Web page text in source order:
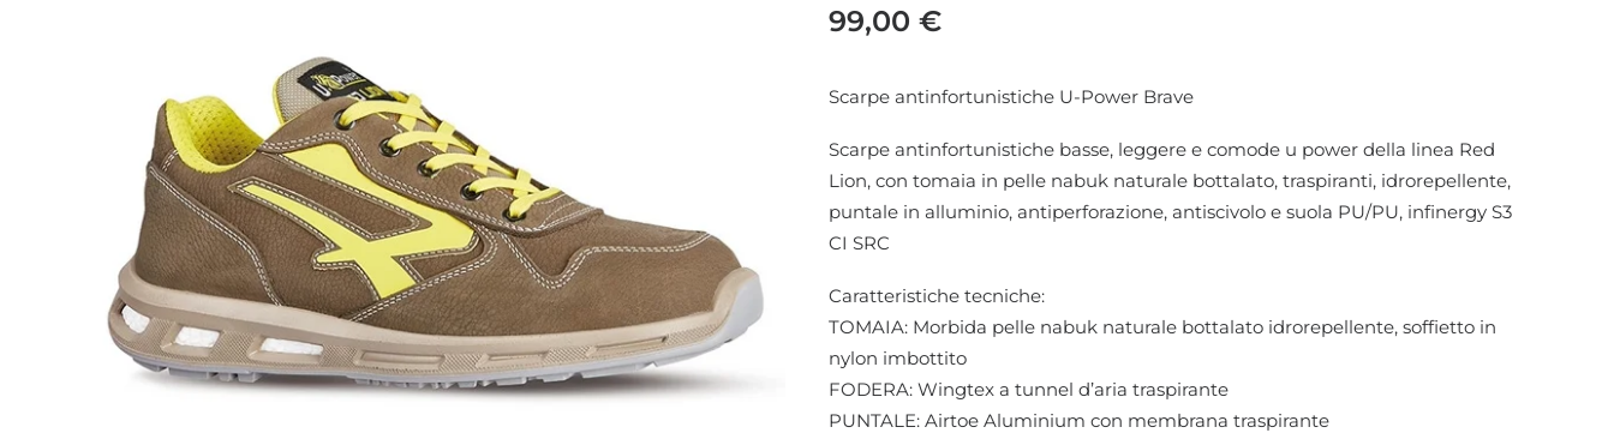
99,00 €
Scarpe antinfortunistiche U-Power Brave
Scarpe antinfortunistiche basse, leggere e comode u power della linea Red
Lion, con tomaia in pelle nabuk naturale bottalato, traspiranti, idrorepellente,
puntale in alluminio, antiperforazione, antiscivolo e suola PU/PU, infinergy S3
CI SRC
Caratteristiche tecniche:
TOMAIA: Morbida pelle nabuk naturale bottalato idrorepellente, soffietto in
nylon imbottito
FODERA: Wingtex a tunnel d’aria traspirante
PUNTALE: Airtoe Aluminium con membrana traspirante